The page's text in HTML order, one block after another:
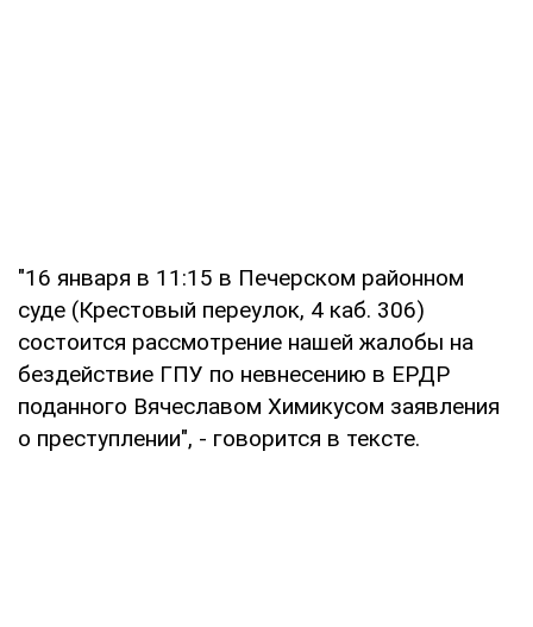
"16 января в 11:15 в Печерском районном
суде (Крестовый переулок, 4 каб. 306)
состоится рассмотрение нашей жалобы на
бездействие ГПУ по невнесению в ЕРДР
поданного Вячеславом Химикусом заявления
о преступлении", - говорится в тексте.